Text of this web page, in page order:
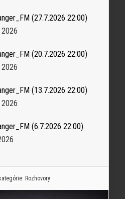
(27.7.2026 22:00)
(20.7.2026 22:00)
(13.7.2026 22:00)
2026
(6.7.2026 22:00)
Rozhovory